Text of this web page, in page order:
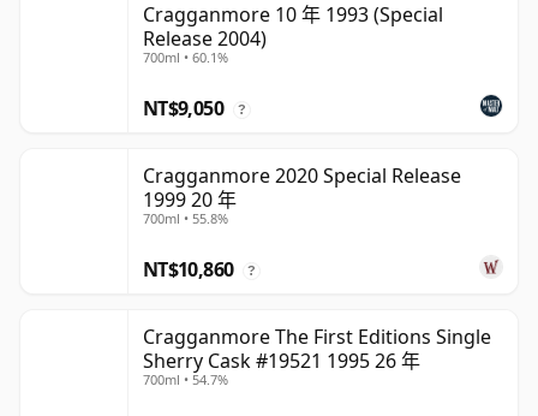
Cragganmore 10 年 1993 (Special
Release 2004)
700ml • 60.1%
NT$9,050 ?
Cragganmore 2020 Special Release
1999 20 年
700ml • 55.8%
NT$10,860 ?
Cragganmore The First Editions Single
Sherry Cask #19521 1995 26 年
700ml • 54.7%